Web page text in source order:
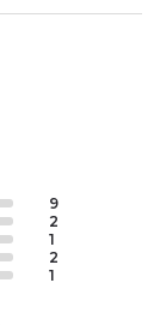
1
2
1
2
9